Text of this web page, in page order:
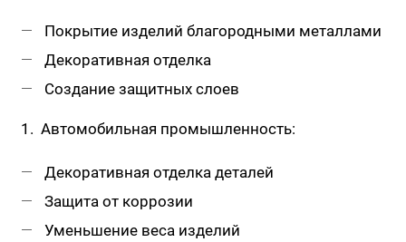
Покрытие изделий благородными металлами
Декоративная отделка
Создание защитных слоев
Автомобильная промышленность:
Декоративная отделка деталей
Защита от коррозии
Уменьшение веса изделий